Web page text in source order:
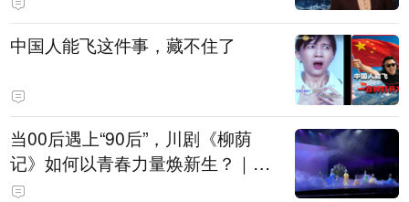
中国人能飞这件事，藏不住了
当00后遇上“90后”，川剧《柳荫
记》如何以青春力量焕新生？｜文
化观察